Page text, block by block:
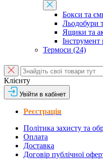
Бокси та
Льодобури
Ящики та
Інструмент
Термоси (24)
Клієнту
Увійти в кабінет
Реєстрація
Політика захисту та
Оплата
Доставка
Договір публічної